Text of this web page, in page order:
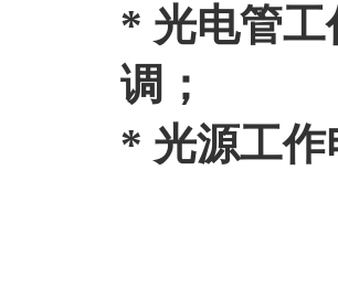
* 光电管工
调；
* 光源工作